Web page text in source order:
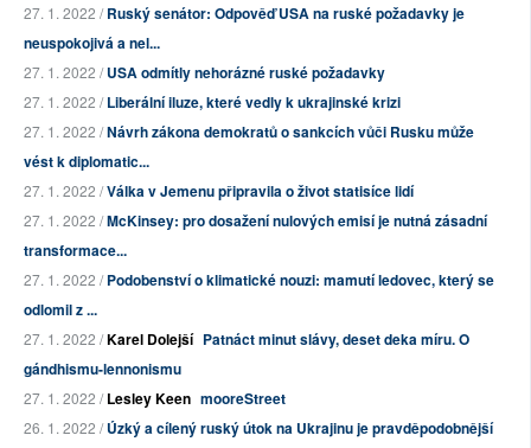
27. 1. 2022 /Ruský senátor: Odpověď USA na ruské požadavky je
neuspokojivá a nel...
27. 1. 2022 /USA odmítly nehorázné ruské požadavky
27. 1. 2022 /Liberální iluze, které vedly k ukrajinské krizi
27. 1. 2022 /Návrh zákona demokratů o sankcích vůči Rusku může
vést k diplomatic...
27. 1. 2022 /Válka v Jemenu připravila o život statisíce lidí
27. 1. 2022 /McKinsey: pro dosažení nulových emisí je nutná zásadní
transformace...
27. 1. 2022 /Podobenství o klimatické nouzi: mamutí ledovec, který se
odlomil z ...
27. 1. 2022 /Karel Dolejší Patnáct minut slávy, deset deka míru. O
gándhismu-lennonismu
27. 1. 2022 /Lesley Keen mooreStreet
26. 1. 2022 /Úzký a cílený ruský útok na Ukrajinu je pravděpodobnější